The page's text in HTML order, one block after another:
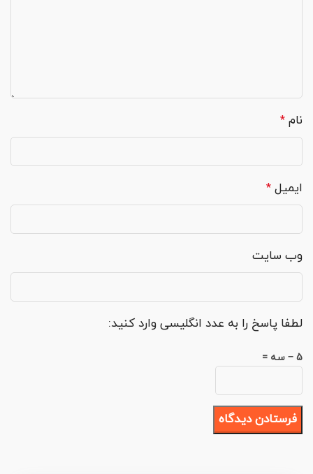
نام *
ایمیل *
وب‌ سایت
لطفا پاسخ را به عدد انگلیسی وارد کنید:
5 − سه =